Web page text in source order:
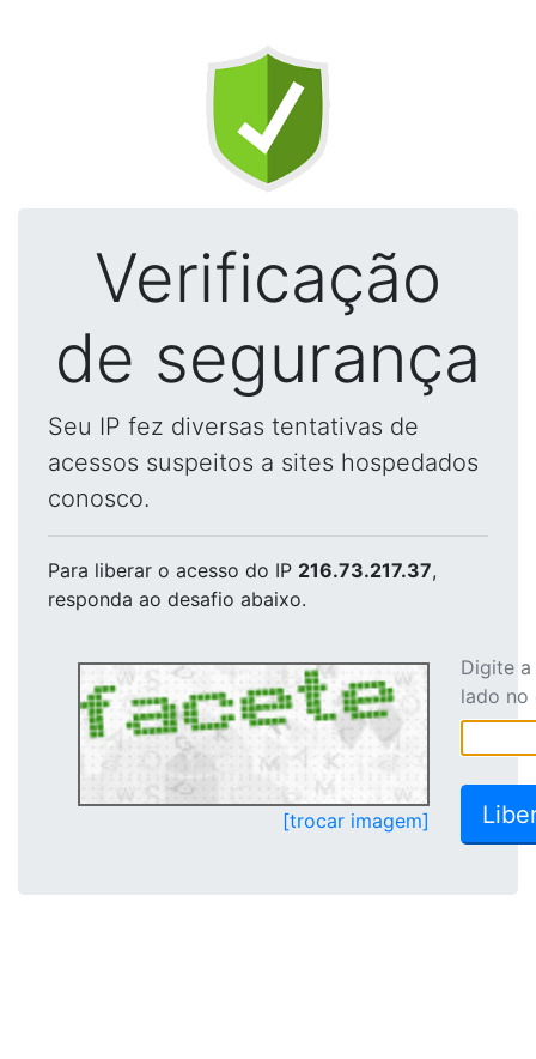
Verificação
de segurança
Seu IP fez diversas tentativas de
acessos suspeitos a sites hospedados
conosco.
Para liberar o acesso do IP 216.73.217.37,
responda ao desafio abaixo.
[trocar imagem]
Digite
lado no